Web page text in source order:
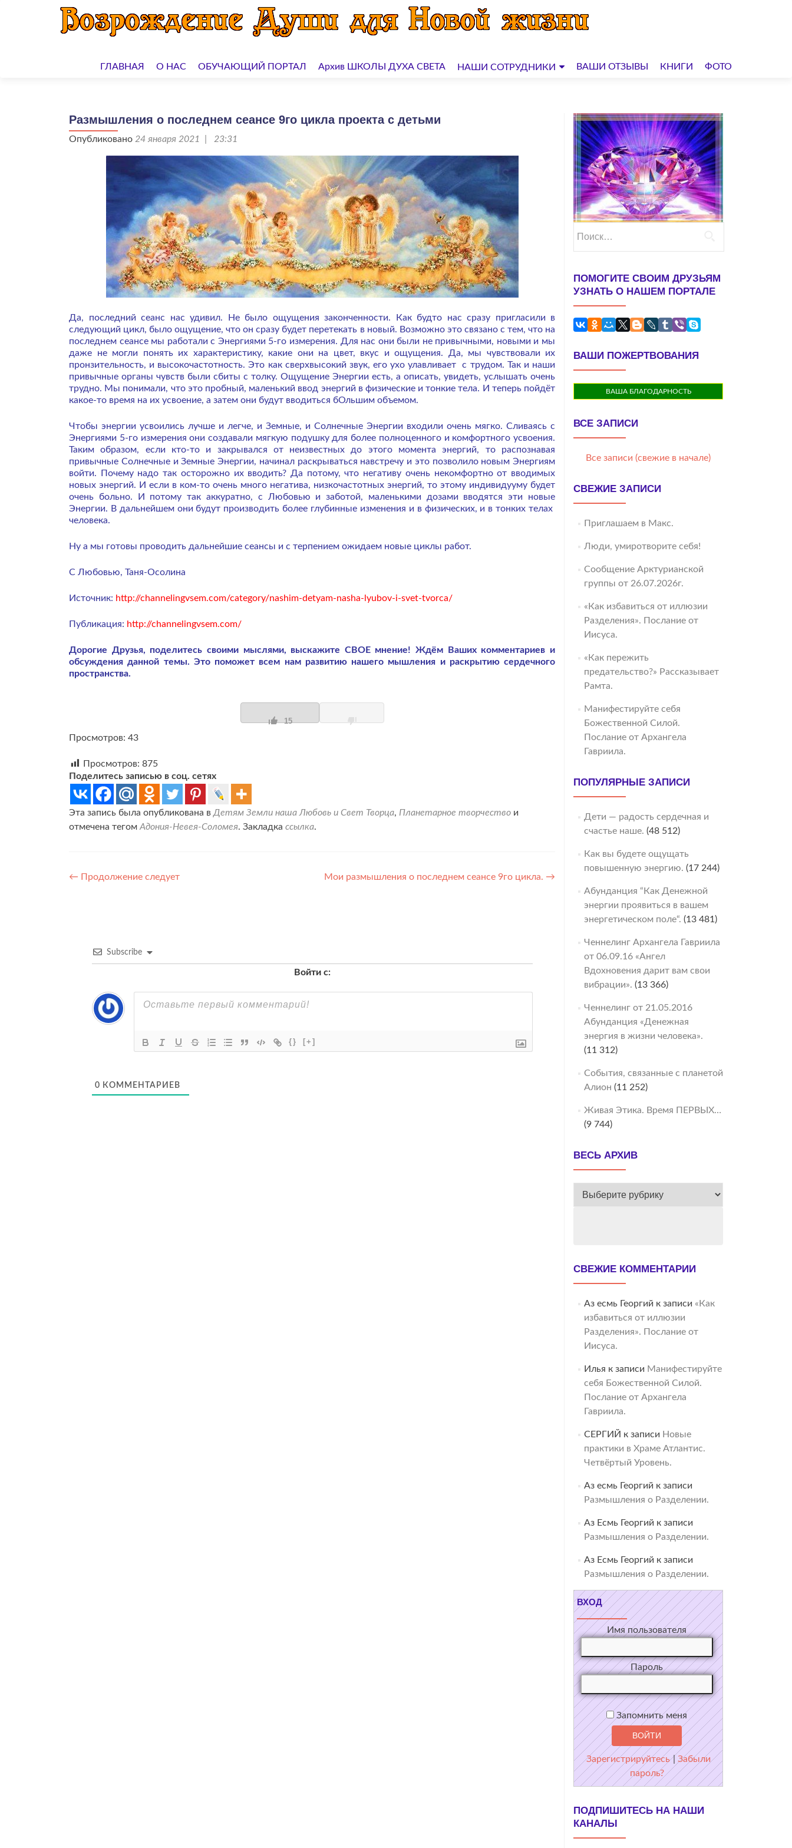
кГЛАВНАЯ О НАС ОБУЧАЮЩИЙ ПОРТАЛ Архив ШКОЛЫ ДУХА СВЕТА НАШИ СОТРУДНИКИ ВАШИ ОТЗЫВЫ КНИГИ ФОТО
Размышления о последнем сеансе 9го цикла проекта с детьми
Опубликовано 24 января 2021 | 23:31
Да, последний сеанс нас удивил. Не было ощущения законченности. Как будто нас сразу пригласили в
следующий цикл, было ощущение, что он сразу будет перетекать в новый. Возможно это связано с тем, что на
последнем сеансе мы работали с Энергиями 5-го измерения. Для нас они были не привычными, новыми и мы
даже не могли понять их характеристику, какие они на цвет, вкус и ощущения. Да, мы чувствовали их
пронзительность, и высокочастотность. Это как сверхвысокий звук, его ухо улавливает с трудом. Так и наши
привычные органы чувств были сбиты с толку. Ощущение Энергии есть, а описать, увидеть, услышать очень
трудно. Мы понимали, что это пробный, маленький ввод энергий в физические и тонкие тела. И теперь пойдёт
какое-то время на их усвоение, а затем они будут вводиться бОльшим объемом.
Чтобы энергии усвоились лучше и легче, и Земные, и Солнечные Энергии входили очень мягко. Сливаясь с
Энергиями 5-го измерения они создавали мягкую подушку для более полноценного и комфортного усвоения.
Таким образом, если кто-то и закрывался от неизвестных до этого момента энергий, то распознавая
привычные Солнечные и Земные Энергии, начинал раскрываться навстречу и это позволило новым Энергиям
войти. Почему надо так осторожно их вводить? Да потому, что негативу очень некомфортно от вводимых
новых энергий. И если в ком-то очень много негатива, низкочастотных энергий, то этому индивидууму будет
очень больно. И потому так аккуратно, с Любовью и заботой, маленькими дозами вводятся эти новые
Энергии. В дальнейшем они будут производить более глубинные изменения и в физических, и в тонких телах
человека.
Ну а мы готовы проводить дальнейшие сеансы и с терпением ожидаем новые циклы работ.
С Любовью, Таня-Осолина
Источник: http://channelingvsem.com/category/nashim-detyam-nasha-lyubov-i-svet-tvorca/
Публикация: http://channelingvsem.com/
Дорогие Друзья, поделитесь своими мыслями, выскажите СВОЕ мнение! Ждём Ваших комментариев и
обсуждения данной темы. Это поможет всем нам развитию нашего мышления и раскрытию сердечного
пространства.
15
Просмотров: 43
Просмотров: 875
Поделитесь записью в соц. сетях
Эта запись была опубликована в Детям Земли наша Любовь и Свет Творца, Планетарное творчество и
отмечена тегом Адония-Невея-Соломея. Закладка ссылка.
Навигация
← Продолжение следует Мои размышления о последнем сеансе 9го цикла. →
Subscribe
Войти с:
{} [+]
0 КОММЕНТАРИЕВ
ПОМОГИТЕ СВОИМ ДРУЗЬЯМ
УЗНАТЬ О НАШЕМ ПОРТАЛЕ
ВАШИ ПОЖЕРТВОВАНИЯ
ВАША БЛАГОДАРНОСТЬ
ВСЕ ЗАПИСИ
Все записи (свежие в начале)
СВЕЖИЕ ЗАПИСИ
Приглашаем в Макс.
Люди, умиротворите себя!
Сообщение Арктурианской
группы от 26.07.2026г.
«Как избавиться от иллюзии
Разделения». Послание от
Иисуса.
«Как пережить
предательство?» Рассказывает
Рамта.
Манифестируйте себя
Божественной Силой.
Послание от Архангела
Гавриила.
ПОПУЛЯРНЫЕ ЗАПИСИ
Дети — радость сердечная и
счастье наше. (48 512)
Как вы будете ощущать
повышенную энергию. (17 244)
Абунданция “Как Денежной
энергии проявиться в вашем
энергетическом поле“. (13 481)
Ченнелинг Архангела Гавриила
от 06.09.16 «Ангел
Вдохновения дарит вам свои
вибрации». (13 366)
Ченнелинг от 21.05.2016
Абунданция «Денежная
энергия в жизни человека».
(11 312)
События, связанные с планетой
Алион (11 252)
Живая Этика. Время ПЕРВЫХ…
(9 744)
ВЕСЬ АРХИВ
ВЕСЬ
СВЕЖИЕ КОММЕНТАРИИ
Аз есмь Георгий к записи «Как
избавиться от иллюзии
Разделения». Послание от
Иисуса.
Илья к записи Манифестируйте
себя Божественной Силой.
Послание от Архангела
Гавриила.
СЕРГИЙ к записи Новые
практики в Храме Атлантис.
Четвёртый Уровень.
Аз есмь Георгий к записи
Размышления о Разделении.
Аз Есмь Георгий к записи
Размышления о Разделении.
Аз Есмь Георгий к записи
Размышления о Разделении.
ВХОД
Имя пользователя
Пароль
Запомнить меня
Зарегистрируйтесь | Забыли
пароль?
ПОДПИШИТЕСЬ НА НАШИ
КАНАЛЫ